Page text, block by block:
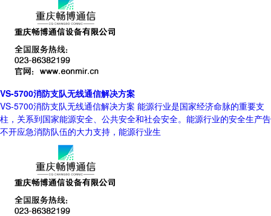
VS-5700消防支队无线通信解决方案
VS-5700消防支队无线通信解决方案 能源行业是国家经济命脉的重要支
柱，关系到国家能源安全、公共安全和社会安全。能源行业的安全生产告
不开应急消防队伍的大力支持，能源行业生